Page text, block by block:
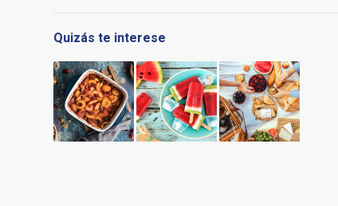
Quizás te interese